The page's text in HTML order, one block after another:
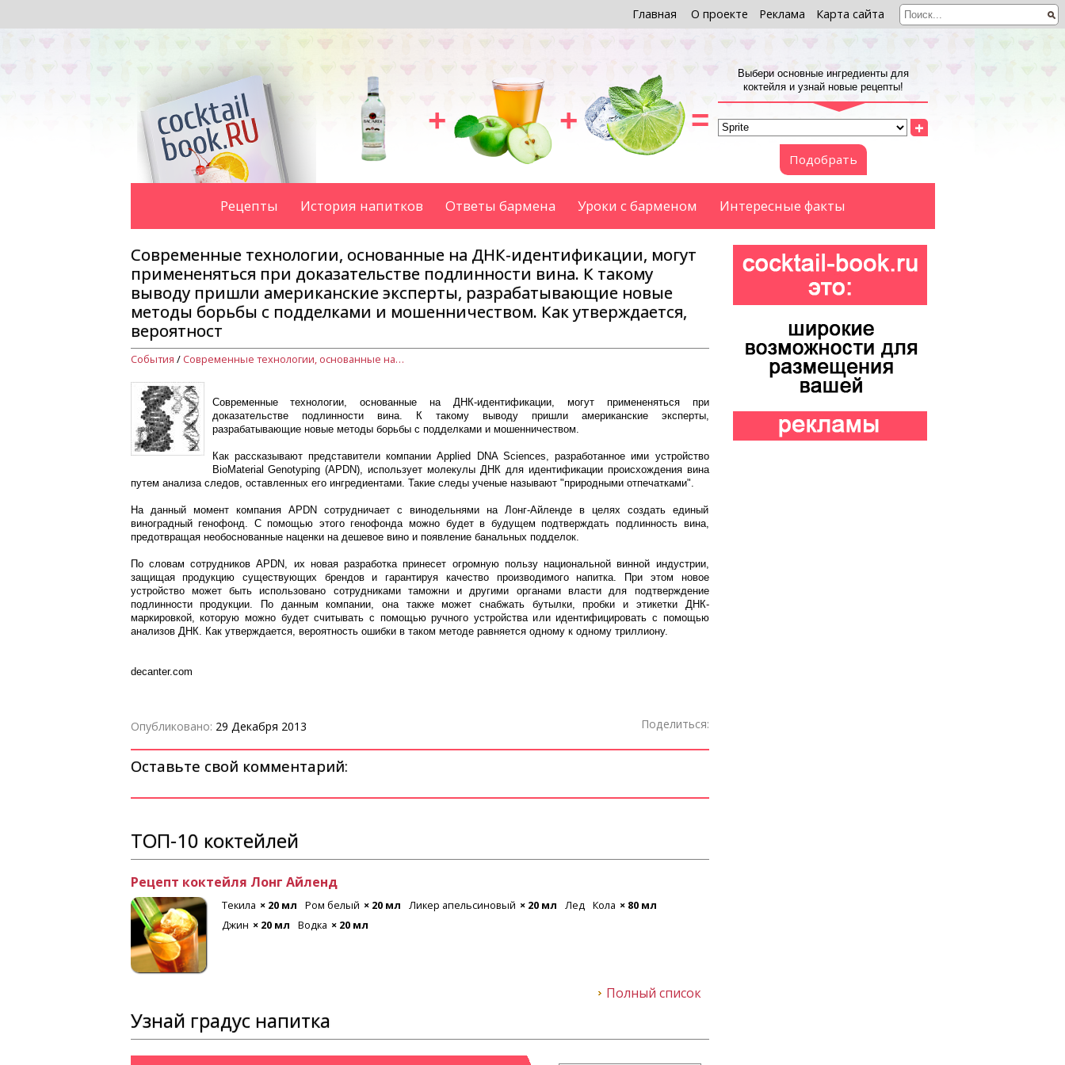
Главная О проекте Реклама Карта сайта
+ + =
Выбери основные ингредиенты для
коктейля и узнай новые рецепты!
+
Подобрать
Рецепты История напитков Ответы бармена Уроки с барменом Интересные факты
Современные технологии, основанные на ДНК-идентификации, могут
примененяться при доказательстве подлинности вина. К такому
выводу пришли американские эксперты, разрабатывающие новые
методы борьбы с подделками и мошенничеством. Как утверждается,
вероятност
События / Современные технологии, основанные на ДНК-идентификации, могут примененяться при доказательстве подлинности вина. К такому выводу пришли американские эксперты, разрабатывающие новые методы борьбы с подделками и мошенничеством. Как утверждается, вероятност
Современные технологии, основанные на ДНК-идентификации, могут примененяться при
доказательстве подлинности вина. К такому выводу пришли американские эксперты,
разрабатывающие новые методы борьбы с подделками и мошенничеством.
Как рассказывают представители компании Applied DNA Sciences, разработанное ими устройство
BioMaterial Genotyping (APDN), использует молекулы ДНК для идентификации происхождения вина
путем анализа следов, оставленных его ингредиентами. Такие следы ученые называют "природными отпечатками".
На данный момент компания APDN сотрудничает с винодельнями на Лонг-Айленде в целях создать единый
виноградный генофонд. С помощью этого генофонда можно будет в будущем подтверждать подлинность вина,
предотвращая необоснованные наценки на дешевое вино и появление банальных подделок.
По словам сотрудников APDN, их новая разработка принесет огромную пользу национальной винной индустрии,
защищая продукцию существующих брендов и гарантируя качество производимого напитка. При этом новое
устройство может быть использовано сотрудниками таможни и другими органами власти для подтверждение
подлинности продукции. По данным компании, она также может снабжать бутылки, пробки и этикетки ДНК-
маркировкой, которую можно будет считывать с помощью ручного устройства или идентифицировать с помощью
анализов ДНК. Как утверждается, вероятность ошибки в таком методе равняется одному к одному триллиону.
decanter.com
Поделиться:
Опубликовано: 29 Декабря 2013
Оставьте свой комментарий:
ТОП-10 коктейлей
Рецепт коктейля Лонг Айленд
Текила × 20 мл Ром белый × 20 мл Ликер апельсиновый × 20 мл Лед Кола × 80 мл
Джин × 20 мл Водка × 20 мл
Полный список
Узнай градус напитка